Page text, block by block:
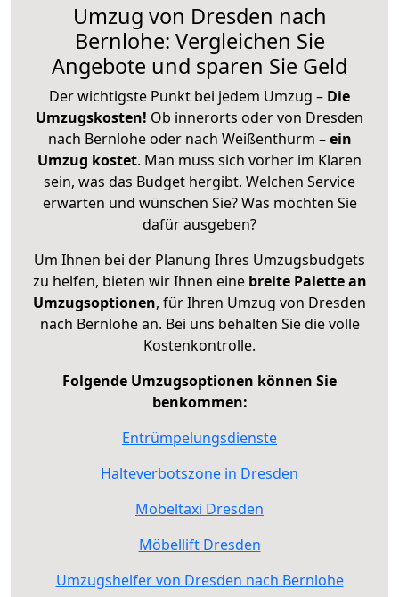
Umzug von Dresden nach
Bernlohe: Vergleichen Sie
Angebote und sparen Sie Geld
Der wichtigste Punkt bei jedem Umzug – Die
Umzugskosten! Ob innerorts oder von Dresden
nach Bernlohe oder nach Weißenthurm –ein
Umzug kostet. Man muss sich vorher im Klaren
sein, was das Budget hergibt. Welchen Service
erwarten und wünschen Sie? Was möchten Sie
dafür ausgeben?
Um Ihnen bei der Planung Ihres Umzugsbudgets
zu helfen, bieten wir Ihnen eine breite Palette an
Umzugsoptionen, für Ihren Umzug von Dresden
nach Bernlohe an. Bei uns behalten Sie die volle
Kostenkontrolle.
Folgende Umzugsoptionen können Sie
benkommen:
Entrümpelungsdienste
Halteverbotszone in Dresden
Möbeltaxi Dresden
Möbellift Dresden
Umzugshelfer von Dresden nach Bernlohe